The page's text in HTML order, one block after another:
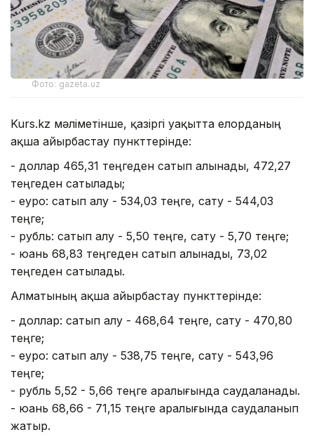
Фото: gazeta.uz
Kurs.kz мәліметінше, қазіргі уақытта елорданың
ақша айырбастау пункттерінде:
- доллар 465,31 теңгеден сатып алынады, 472,27
теңгеден сатылады;
- еуро: сатып алу - 534,03 теңге, сату - 544,03
теңге;
- рубль: сатып алу - 5,50 теңге, сату - 5,70 теңге;
- юань 68,83 теңгеден сатып алынады, 73,02
теңгеден сатылады.
Алматының ақша айырбастау пункттерінде:
- доллар: сатып алу - 468,64 теңге, сату - 470,80
теңге;
- еуро: сатып алу - 538,75 теңге, сату - 543,96
теңге;
- рубль 5,52 - 5,66 теңге аралығында саудаланады.
- юань 68,66 - 71,15 теңге аралығында саудаланып
жатыр.